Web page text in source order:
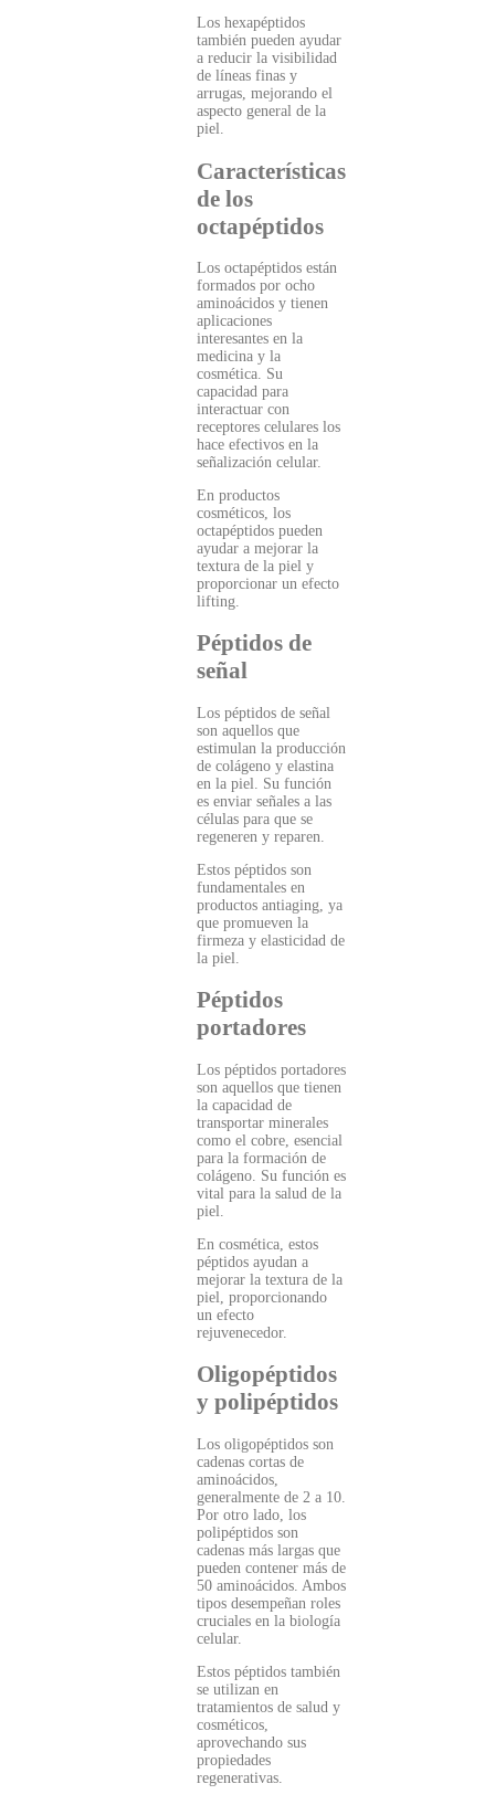
Los hexapéptidos
también pueden ayudar
a reducir la visibilidad
de líneas finas y
arrugas, mejorando el
aspecto general de la
piel.
Características
de los
octapéptidos
Los octapéptidos están
formados por ocho
aminoácidos y tienen
aplicaciones
interesantes en la
medicina y la
cosmética. Su
capacidad para
interactuar con
receptores celulares los
hace efectivos en la
señalización celular.
En productos
cosméticos, los
octapéptidos pueden
ayudar a mejorar la
textura de la piel y
proporcionar un efecto
lifting.
Péptidos de
señal
Los péptidos de señal
son aquellos que
estimulan la producción
de colágeno y elastina
en la piel. Su función
es enviar señales a las
células para que se
regeneren y reparen.
Estos péptidos son
fundamentales en
productos antiaging, ya
que promueven la
firmeza y elasticidad de
la piel.
Péptidos
portadores
Los péptidos portadores
son aquellos que tienen
la capacidad de
transportar minerales
como el cobre, esencial
para la formación de
colágeno. Su función es
vital para la salud de la
piel.
En cosmética, estos
péptidos ayudan a
mejorar la textura de la
piel, proporcionando
un efecto
rejuvenecedor.
Oligopéptidos
y polipéptidos
Los oligopéptidos son
cadenas cortas de
aminoácidos,
generalmente de 2 a 10.
Por otro lado, los
polipéptidos son
cadenas más largas que
pueden contener más de
50 aminoácidos. Ambos
tipos desempeñan roles
cruciales en la biología
celular.
Estos péptidos también
se utilizan en
tratamientos de salud y
cosméticos,
aprovechando sus
propiedades
regenerativas.